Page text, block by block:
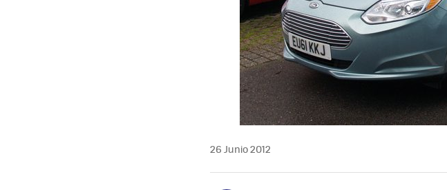
26 Junio 2012